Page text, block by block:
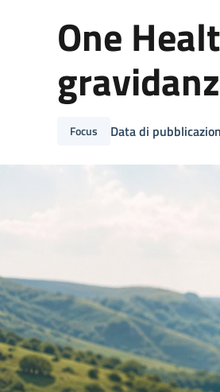
One
Focus Data di